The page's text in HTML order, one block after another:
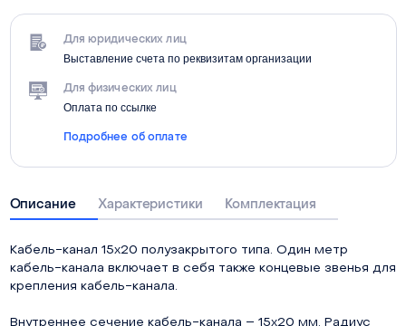
Для юридических лиц
Выставление счета по реквизитам организации
Для физических лиц
Оплата по ссылке
Подробнее об оплате
Описание Характеристики Комплектация
Кабель-канал 15х20 полузакрытого типа. Один метр
кабель-канала включает в себя также концевые звенья для
крепления кабель-канала.
Внутреннее сечение кабель-канала – 15х20 мм. Радиус